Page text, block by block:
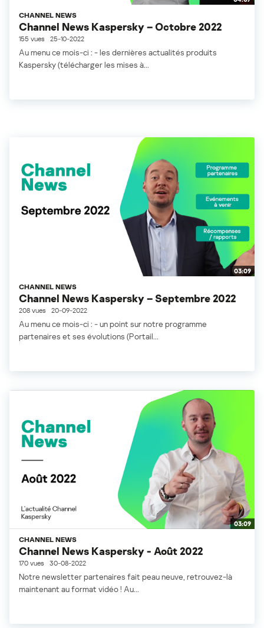
CHANNEL NEWS
Channel News Kaspersky – Octobre 2022
155 vues 25-10-2022
Au menu ce mois-ci : - les dernières actualités produits
Kaspersky (télécharger les mises à...
03:09
CHANNEL NEWS
Channel News Kaspersky – Septembre 2022
208 vues 20-09-2022
Au menu ce mois-ci : - un point sur notre programme
partenaires et ses évolutions (Portail...
03:09
CHANNEL NEWS
Channel News Kaspersky - Août 2022
170 vues 30-08-2022
Notre newsletter partenaires fait peau neuve, retrouvez-là
maintenant au format vidéo ! Au...